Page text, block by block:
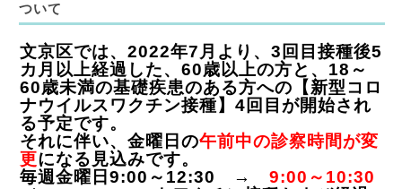
ついて
文京区では、2022年7月より、3回目接種後5
カ月以上経過した、60歳以上の方と、18～
60歳未満の基礎疾患のある方への【新型コロ
ナウイルスワクチン接種】4回目が開始され
る予定です。
それに伴い、金曜日の午前中の診察時間が変
更になる見込みです。
毎週金曜日9:00～12:30 → 9:00～10:30